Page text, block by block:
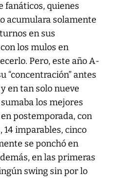
fanáticos, quienes
acumulara solamente
en sus
los mulos en
Pero, este año A-
“concentración” antes
en tan solo nueve
los mejores
postemporada, con
14 imparables, cinco
se ponchó en
en las primeras
swing sin por lo